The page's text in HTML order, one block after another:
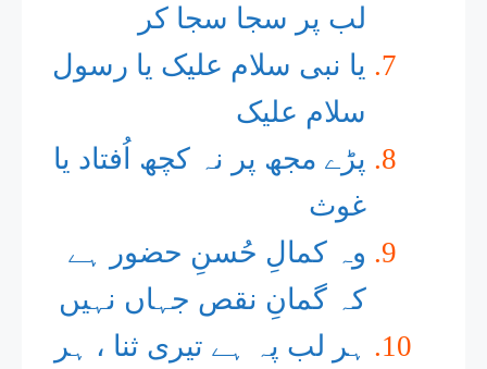
لب پر سجا سجا کر
یا نبی سلام علیک یا رسول
سلام علیک
پڑے مجھ پر نہ کچھ اُفتاد یا
غوث
وہ کمالِ حُسنِ حضور ہے
کہ گمانِ نقص جہاں نہیں
ہر لب پہ ہے تیری ثنا ، ہر